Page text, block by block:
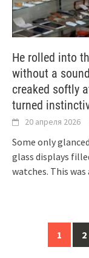
He rolled into
without a
creaked softly
turned
20 апреля 2026
Some only
glass displays
watches. This was
Навигация
1 2